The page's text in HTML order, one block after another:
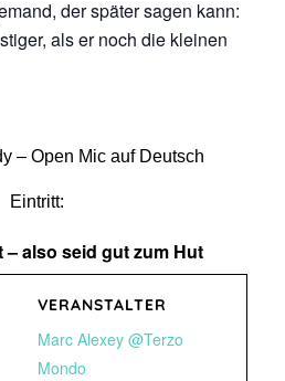
der später sagen kann:
als er noch die kleinen
– Open Mic auf Deutsch
Eintritt:
also seid gut zum Hut
VERANSTALTER
Marc Alexey @Terzo
Mondo